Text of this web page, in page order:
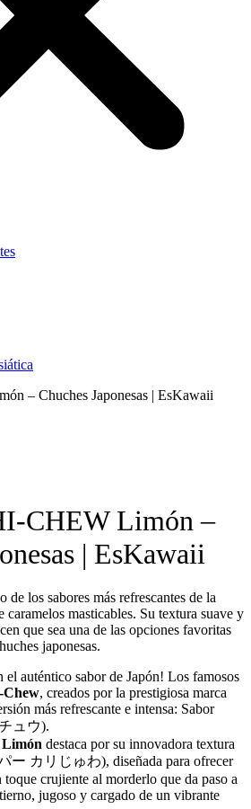
– Chuches Japonesas | EsKawaii
Limón –
| EsKawaii
de los sabores más refrescantes de la
caramelos masticables. Su textura suave y
que sea una de las opciones favoritas
japonesas.
el auténtico sabor de Japón! Los famosos
Chew, creados por la prestigiosa marca
más refrescante e intensa: Sabor
ュウ).
destaca por su innovadora textura
ー カリじゅわ), diseñada para ofrecer
crujiente al morderlo que da paso a
jugoso y cargado de un vibrante